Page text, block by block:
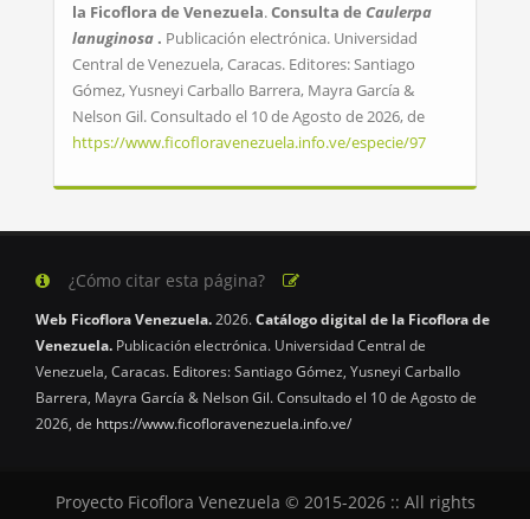
la Ficoflora de Venezuela.Consulta de Caulerpa
lanuginosa . Publicación electrónica. Universidad
Central de Venezuela, Caracas. Editores: Santiago
Gómez, Yusneyi Carballo Barrera, Mayra García &
Nelson Gil. Consultado el 10 de Agosto de 2026, de
https://www.ficofloravenezuela.info.ve/especie/97
¿Cómo citar esta página?
Web Ficoflora Venezuela.2026.Catálogo digital de la Ficoflora de
Venezuela. Publicación electrónica. Universidad Central de
Venezuela, Caracas. Editores: Santiago Gómez, Yusneyi Carballo
Barrera, Mayra García & Nelson Gil. Consultado el 10 de Agosto de
2026, de https://www.ficofloravenezuela.info.ve/
Proyecto Ficoflora Venezuela © 2015-2026 :: All rights